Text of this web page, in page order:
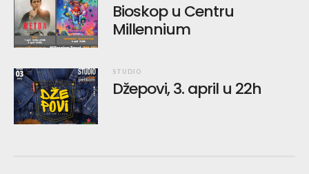
Bioskop u Centru
Millennium
STUDIO
Džepovi, 3. april u 22h